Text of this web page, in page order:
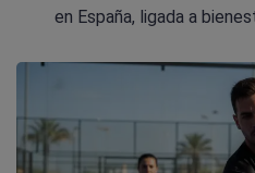
en España, ligada a